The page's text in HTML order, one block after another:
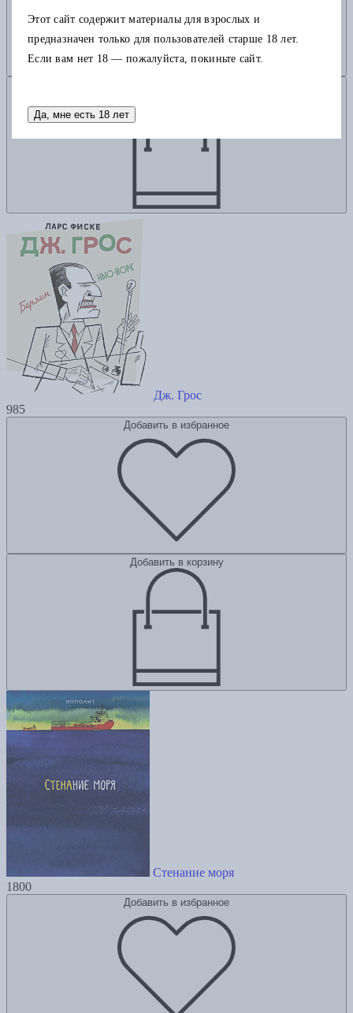
Дж. Грос
985
Добавить в избранное
Добавить в корзину
Стенание моря
1800
Добавить в избранное
Этот сайт содержит материалы для взрослых и
предназначен только для пользователей старше 18 лет.
Если вам нет 18 — пожалуйста, покиньте сайт.
Да, мне есть 18 лет